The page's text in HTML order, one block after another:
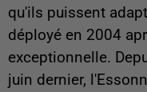
qu'ils puissent
déployé en 2004
exceptionnelle.
juin dernier,